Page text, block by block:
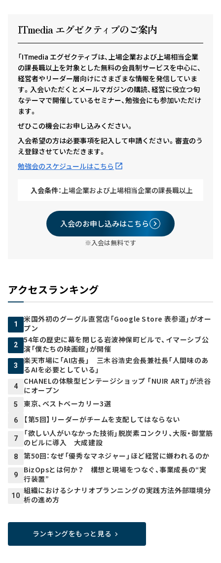
ITmedia エグゼクティ ブのご案内
「ITmedia エグゼクティブは、上場企業および上場相当企業
の課長職以上を対象とした無料の会員制サービスを中心に、
経営者やリーダー層向けにさまざまな情報を発信していま
す。入会いただくとメールマガジンの購読、経営に役立つ旬
なテーマで開催しているセミナー、勉強会にも参加いただけ
ます。
ぜひこの機会にお申し込みください。
入会希望の方は必要事項を記入して申請ください。審査のう
え登録させていただきます。
勉強会のスケジュールはこちら
入会条件： 上場企業および上場相当企業の課長職以上
入会のお申し込みはこちら
※入会は無料です
アクセスランキング
1
米国外初のグーグル直営店「Google Store 表参道」がオー
プン
2
54年の歴史に幕を閉じる岩波神保町ビルで、イマーシブ公
演「僕たちの映画館」が開催
3
楽天市場に「AI店長」 三木谷浩史会長兼社長「人間味のあ
るAIを必要としている」
4
CHANELの体験型ビンテージショップ 「NUIR ART」が渋谷
にオープン
5 東京、ベストベーカリー3選
6 【第5回】リーダーがチームを支配してはならない
7
「欲しい人がいなかった技術」脱炭素コンクリ、大阪・御堂筋
のビルに導入 大成建設
8 第50回：なぜ「優秀なマネジャー」ほど経営に嫌われるのか
9
BizOpsとは何か？ 構想と現場をつなぐ、事業成長の“実
行装置”
10
組織におけるシナリオプランニングの実践方法――外部環境分
析の進め方
ランキングをもっと見る